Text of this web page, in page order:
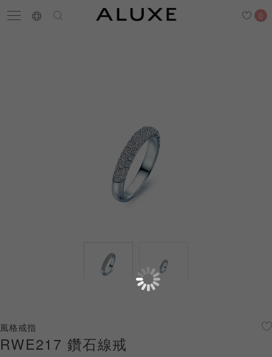
0
門市一覽
黃金金飾
風格戒指
RWE217 鑽石線戒